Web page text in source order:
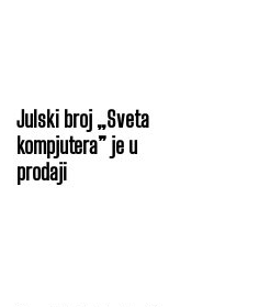
Julski broj „Sveta
kompjutera” je u
prodaji